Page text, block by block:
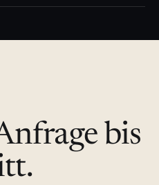
bis